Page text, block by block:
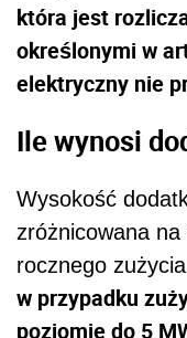
która jest
określonymi w
elektryczny nie
Ile wynosi
Wysokość
zróżnicowana
rocznego
w przypadku
poziomie do 5